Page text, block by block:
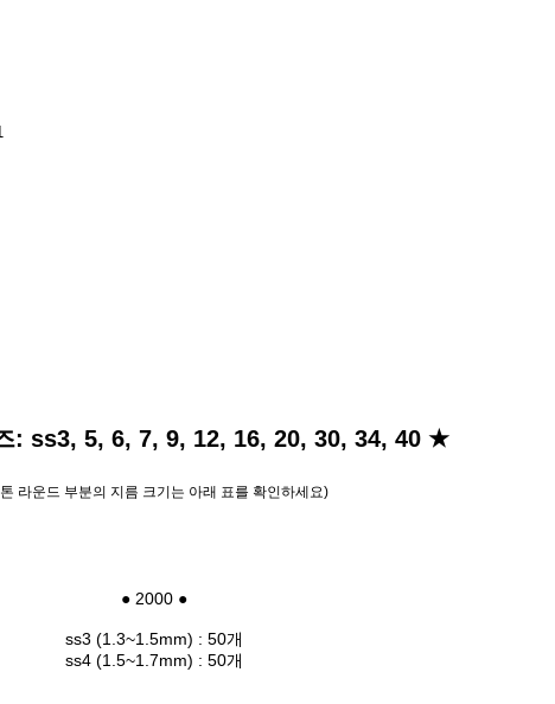
: ss3, 5, 6, 7, 9, 12, 16, 20, 30, 34, 40 ★
라운드 부분의 지름 크기는 아래 표를 확인하세요)
● 2000 ●
ss3 (1.3~1.5mm) : 50개
ss4 (1.5~1.7mm) : 50개